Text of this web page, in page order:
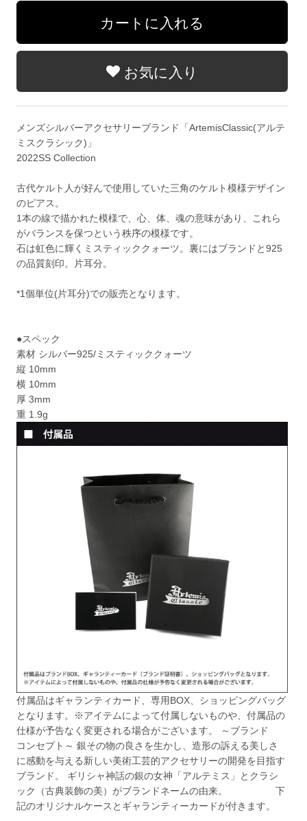
お気に入り
メンズシルバーアクセサリーブランド「ArtemisClassic(アルテ
ミスクラシック)」
2022SS Collection
古代ケルト人が好んで使用していた三角のケルト模様デザイン
のピアス。
1本の線で描かれた模様で、心、体、魂の意味があり、これら
がバランスを保つという秩序の模様です。
石は虹色に輝くミスティッククォーツ。裏にはブランドと925
の品質刻印。片耳分。
*1個単位(片耳分)での販売となります。
●スペック
素材 シルバー925/ミスティッククォーツ
縦 10mm
横 10mm
厚 3mm
重 1.9g
付属品はギャランティカード、専用BOX、ショッピングバッグ
となります。※アイテムによって付属しないものや、付属品の
仕様が予告なく変更される場合がございます。 ～ブランド
コンセプト～ 銀その物の良さを生かし、造形の訴える美しさ
に感動を与える新しい美術工芸的アクセサリーの開発を目指す
ブランド。 ギリシャ神話の銀の女神「アルテミス」とクラシ
ック（古典装飾の美）がブランドネームの由来。 下
記のオリジナルケースとギャランティーカードが付きます。